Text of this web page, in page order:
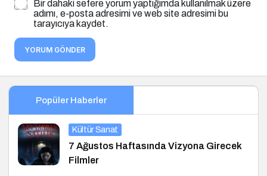
Bir dahaki sefere yorum yaptığımda kullanılmak üzere
adımı, e-posta adresimi ve web site adresimi bu
tarayıcıya kaydet.
YORUM GÖNDER
Popüler Haberler
Kültür Sanat
7 Ağustos Haftasında Vizyona Girecek
Filmler